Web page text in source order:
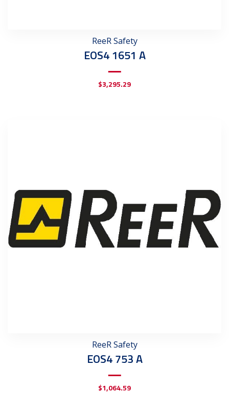
ReeR Safety
EOS4 1651 A
$3,295.29
ReeR Safety
EOS4 753 A
$1,064.59